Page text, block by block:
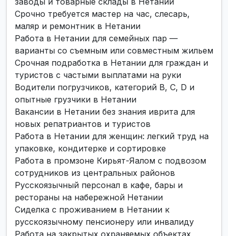
Срочно требуется мастер на час, слесарь,
маляр и ремонтник в Нетании
Работа в Нетании для семейных пар —
варианты со съемным или совместным жильем
Срочная подработка в Нетании для граждан и
туристов с частыми выплатами на руки
Водители погрузчиков, категорий B, C, D и
опытные грузчики в Нетании
Вакансии в Нетании без знания иврита для
новых репатриантов и туристов
Работа в Нетании для женщин: легкий труд на
упаковке, кондитерке и сортировке
Работа в промзоне Кирьят-Яалом с подвозом
сотрудников из центральных районов
Русскоязычный персонал в кафе, бары и
рестораны на набережной Нетании
Сиделка с проживанием в Нетании к
русскоязычному пенсионеру или инвалиду
Работа на закрытых охраняемых объектах